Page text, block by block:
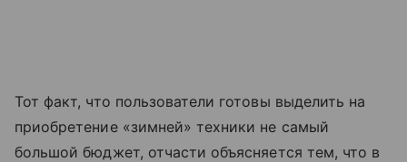
Тот факт, что пользователи готовы выделить на
приобретение «зимней» техники не самый
большой бюджет, отчасти объясняется тем, что в